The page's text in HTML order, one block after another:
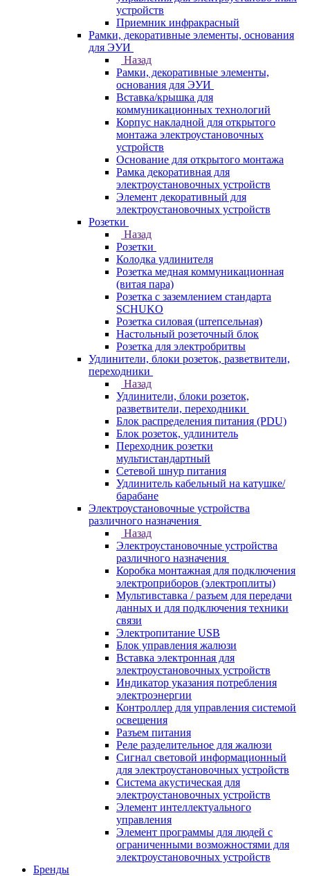
устройств
Приемник инфракрасный
Рамки, декоративные элементы, основания
для ЭУИ
Назад
Рамки, декоративные элементы,
основания для ЭУИ
Вставка/крышка для
коммуникационных технологий
Корпус накладной для открытого
монтажа электроустановочных
устройств
Основание для открытого монтажа
Рамка декоративная для
электроустановочных устройств
Элемент декоративный для
электроустановочных устройств
Розетки
Назад
Розетки
Колодка удлинителя
Розетка медная коммуникационная
(витая пара)
Розетка с заземлением стандарта
SCHUKO
Розетка силовая (штепсельная)
Настольный розеточный блок
Розетка для электробритвы
Удлинители, блоки розеток, разветвители,
переходники
Назад
Удлинители, блоки розеток,
разветвители, переходники
Блок распределения питания (PDU)
Блок розеток, удлинитель
Переходник розетки
мультистандартный
Сетевой шнур питания
Удлинитель кабельный на катушке/
барабане
Электроустановочные устройства
различного назначения
Назад
Электроустановочные устройства
различного назначения
Коробка монтажная для подключения
электроприборов (электроплиты)
Мультивставка / разъем для передачи
данных и для подключения техники
связи
Электропитание USB
Блок управления жалюзи
Вставка электронная для
электроустановочных устройств
Индикатор указания потребления
электроэнергии
Контроллер для управления системой
освещения
Разъем питания
Реле разделительное для жалюзи
Сигнал световой информационный
для электроустановочных устройств
Система акустическая для
электроустановочных устройств
Элемент интеллектуального
управления
Элемент программы для людей с
ограниченными возможностями для
электроустановочных устройств
Бренды